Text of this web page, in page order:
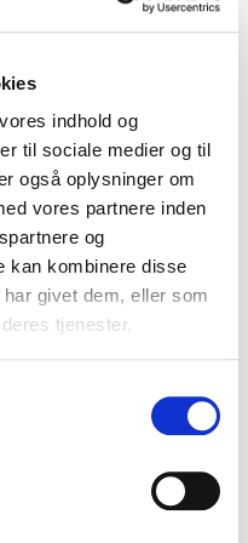
indhold og
til sociale medier og til
også oplysninger om
vores partnere inden
og
kan kombinere disse
givet dem, eller som
tjenester.
Hem